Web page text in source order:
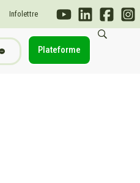
Infolettre
Plateforme